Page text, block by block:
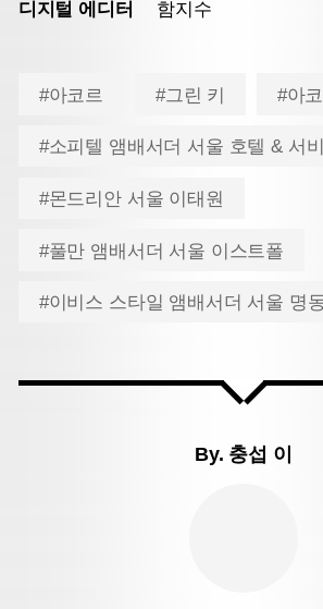
디지털 에디터
함지수
#아코르 #그린 키 #아
#소피텔 앰배서더 서울 호텔 & 서
#몬드리안 서울 이태원
#풀만 앰배서더 서울 이스트폴
#이비스 스타일 앰배서더 서울 명
By. 충섭 이